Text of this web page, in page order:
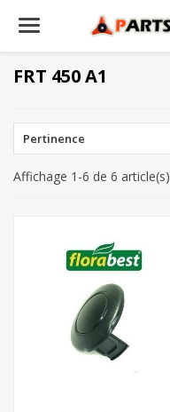
FRT 450 A1
Pertinence
Affichage 1-6 de 6 article(s)